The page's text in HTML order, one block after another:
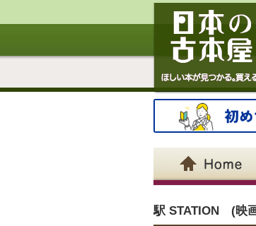
駅 STATION (映